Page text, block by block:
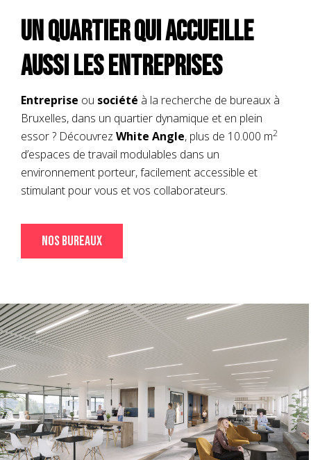
Un quartier qui accueille
aussi les entreprises
Entreprise ou société à la recherche de bureaux à
Bruxelles, dans un quartier dynamique et en plein
essor ? Découvrez White Angle, plus de 10.000 m2
d’espaces de travail modulables dans un
environnement porteur, facilement accessible et
stimulant pour vous et vos collaborateurs.
Nos bureaux